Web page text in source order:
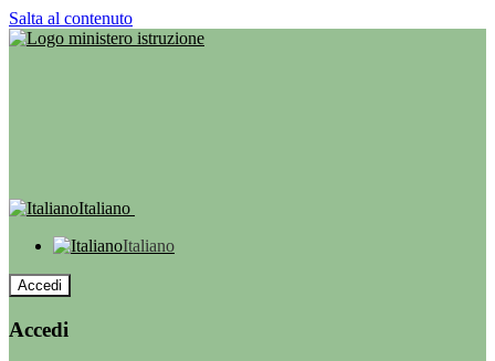
Salta al contenuto
Italiano
Italiano
Accedi
Accedi